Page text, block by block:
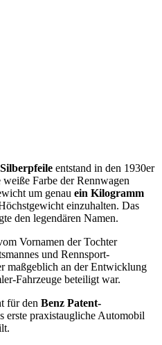
Silberpfeile entstand in den 1930er
Farbe der Rennwagen
um genau ein Kilogramm
einzuhalten. Das
den legendären Namen.
Vornamen der Tochter
und Rennsport-
maßgeblich an der Entwicklung
Fahrzeuge beteiligt war.
für den Benz Patent-
erste praxistaugliche Automobil